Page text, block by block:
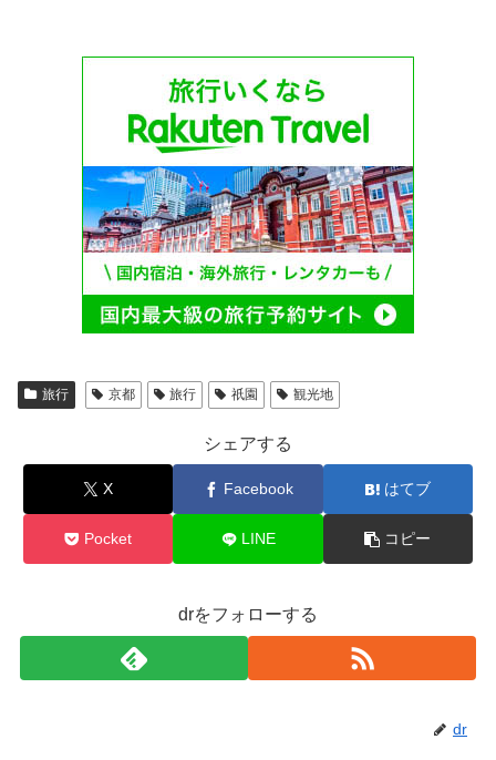
旅行 京都 旅行 祇園 観光地
シェアする
X Facebook はてブ
Pocket LINE コピー
drをフォローする
dr